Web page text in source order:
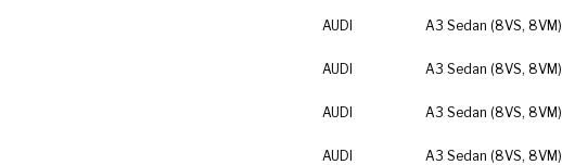
AUDI
A3 Sedan (8VS, 8VM)
AUDI
A3 Sedan (8VS, 8VM)
AUDI
A3 Sedan (8VS, 8VM)
AUDI
A3 Sedan (8VS, 8VM)